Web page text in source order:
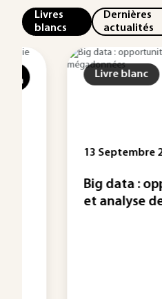
Livres
blancs
Dernières
actualités
Livre blanc
13 Septembre 2019
Big data :
et analyse des ...